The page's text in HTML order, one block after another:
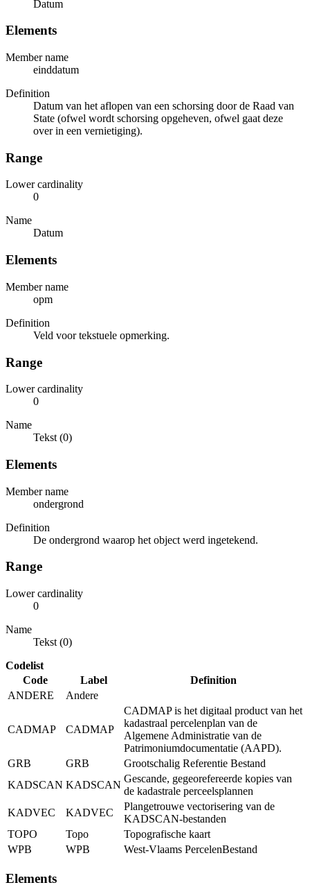
Datum
Elements
Member name
einddatum
Definition
Datum van het aflopen van een schorsing door de Raad van
State (ofwel wordt schorsing opgeheven, ofwel gaat deze
over in een vernietiging).
Range
Lower cardinality
0
Name
Datum
Elements
Member name
opm
Definition
Veld voor tekstuele opmerking.
Range
Lower cardinality
0
Name
Tekst (0)
Elements
Member name
ondergrond
Definition
De ondergrond waarop het object werd ingetekend.
Range
Lower cardinality
0
Name
Tekst (0)
Codelist
Code
Label
Definition
ANDERE
Andere
CADMAP CADMAP
CADMAP is het digitaal product van het
kadastraal percelenplan van de
Algemene Administratie van de
Patrimoniumdocumentatie (AAPD).
GRB
GRB
Grootschalig Referentie Bestand
KADSCAN KADSCAN
Gescande, gegeorefereerde kopies van
de kadastrale perceelsplannen
KADVEC
KADVEC
Plangetrouwe vectorisering van de
KADSCAN-bestanden
TOPO
Topo
Topografische kaart
WPB
WPB West-Vlaams PercelenBestand
Elements